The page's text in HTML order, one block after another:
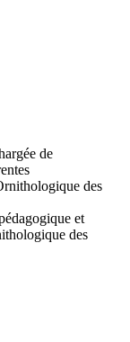
de
des
et
des